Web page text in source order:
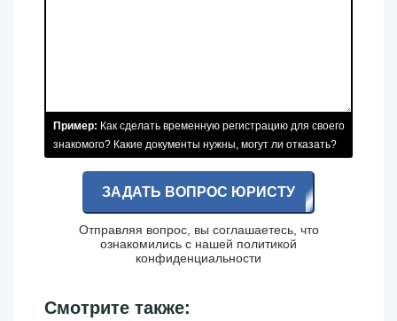
Пример: Как сделать временную регистрацию для своего
знакомого? Какие документы нужны, могут ли отказать?
ЗАДАТЬ ВОПРОС ЮРИСТУ
Отправляя вопрос, вы соглашаетесь, что
ознакомились с нашей политикой
конфиденциальности
Смотрите также: